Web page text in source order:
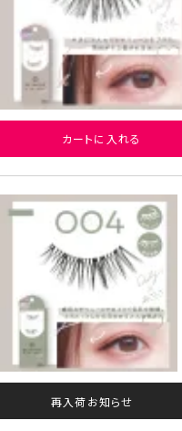
カートに入れる
再入荷お知らせ